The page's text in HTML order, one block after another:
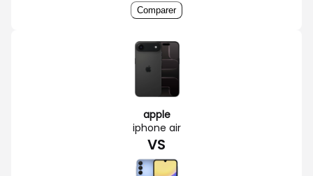
Comparer
apple
iphone air
VS